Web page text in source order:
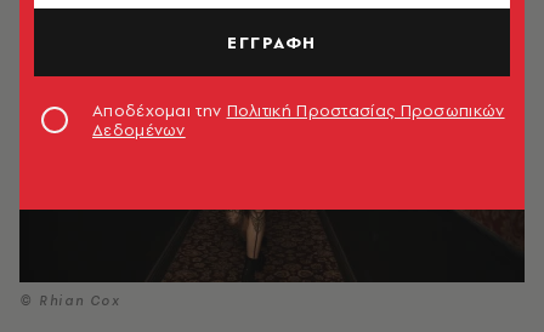
© Rhian Cox
ΕΓΓΡΑΦΗ
Αποδέχομαι την Πολιτική Προστασίας Προσωπικών
Δεδομένων